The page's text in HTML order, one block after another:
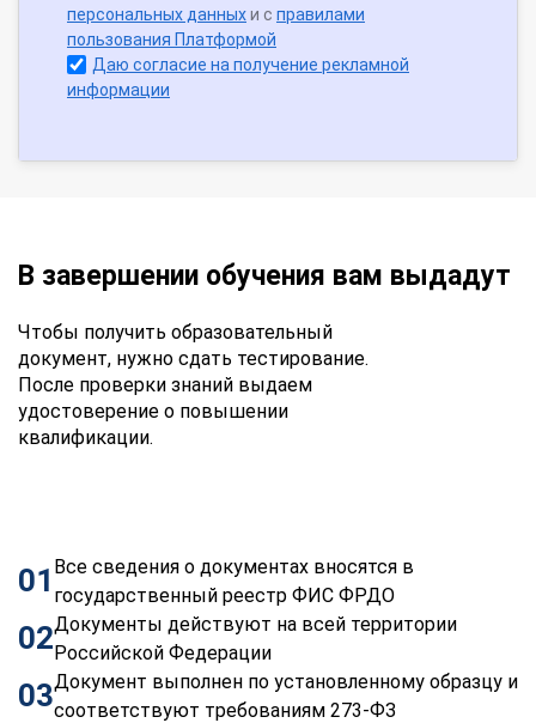
персональных данныхи с правилами
пользования Платформой
Даю согласие на получение рекламной
информации
В завершении обучения вам выдадут
Чтобы получить образовательный
документ, нужно сдать тестирование.
После проверки знаний выдаем
удостоверение о повышении
квалификации.
01 Все сведения о документах вносятся в
государственный реестр ФИС ФРДО
02Документы действуют на всей территории
Российской Федерации
03Документ выполнен по установленному образцу и
соответствуют требованиям 273-ФЗ